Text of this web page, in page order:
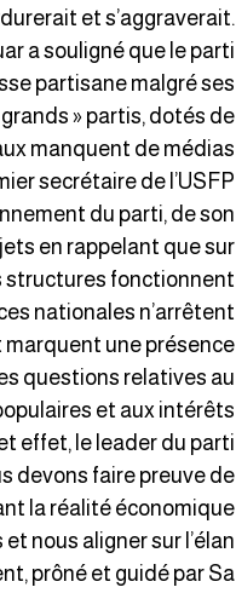
et
a souligné que le
partisane malgré
» partis, dotés
manquent de
secrétaire de
du parti, de
en rappelant que
structures
nationales
marquent une
questions relatives
et aux
effet, le leader du
devons faire preuve
la réalité
nous aligner sur
prôné et guidé par